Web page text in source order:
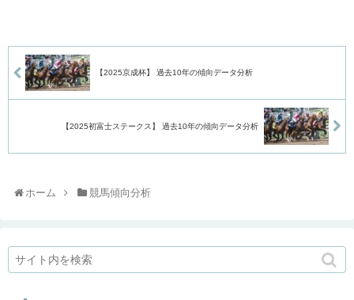
【2025京成杯】 過去10年の傾向データ分析
【2025初富士ステークス】 過去10年の傾向データ分析
ホーム 競馬傾向分析